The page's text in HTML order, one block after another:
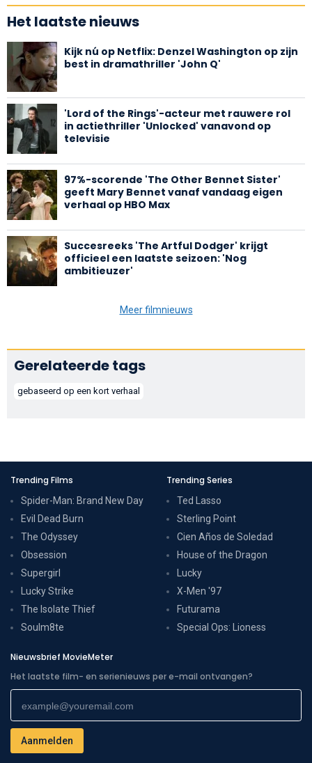
Het laatste nieuws
Kijk nú op Netflix: Denzel Washington op zijn
best in dramathriller 'John Q'
'Lord of the Rings'-acteur met rauwere rol
in actiethriller 'Unlocked' vanavond op
televisie
97%-scorende 'The Other Bennet Sister'
geeft Mary Bennet vanaf vandaag eigen
verhaal op HBO Max
Succesreeks 'The Artful Dodger' krijgt
officieel een laatste seizoen: 'Nog
ambitieuzer'
Meer filmnieuws
Gerelateerde tags
gebaseerd op een kort verhaal
Trending Films
Spider-Man: Brand New Day
Evil Dead Burn
The Odyssey
Obsession
Supergirl
Lucky Strike
The Isolate Thief
Soulm8te
Trending Series
Ted Lasso
Sterling Point
Cien Años de Soledad
House of the Dragon
Lucky
X-Men '97
Futurama
Special Ops: Lioness
Nieuwsbrief MovieMeter
Het laatste film- en serienieuws per e-mail ontvangen?